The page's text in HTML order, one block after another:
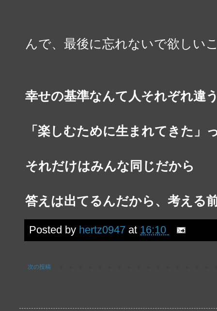
んで、最後に忘れないで欲しい
幸せの基準なんて人それぞれ違
「楽しむために生まれてきた」
それだけはみんな同じだから
答えは出てるんだから、考える
Posted by hertz0947 at 16:10
次の投稿